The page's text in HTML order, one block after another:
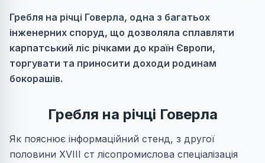
Гребля на річці Говерла, одна з багатьох
інженерних споруд, що дозволяла сплавляти
карпатський ліс річками до країн Європи,
торгувати та приносити доходи родинам
бокорашів.
Гребля на річці Говерла
Як пояснює інформаційний стенд, з другої
половини XVIII ст лісопромислова спеціалізація